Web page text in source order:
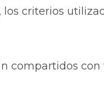
los criterios
compartidos con